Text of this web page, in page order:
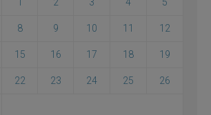
8 9 10 11 12
15 16 17 18 19
22 23 24 25 26